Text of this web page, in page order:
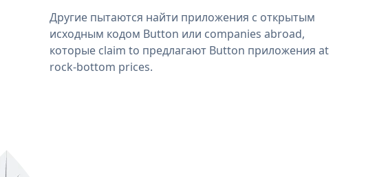
Другие пытаются найти приложения с открытым
исходным кодом Button или companies abroad,
которые claim to предлагают Button приложения at
rock-bottom prices.